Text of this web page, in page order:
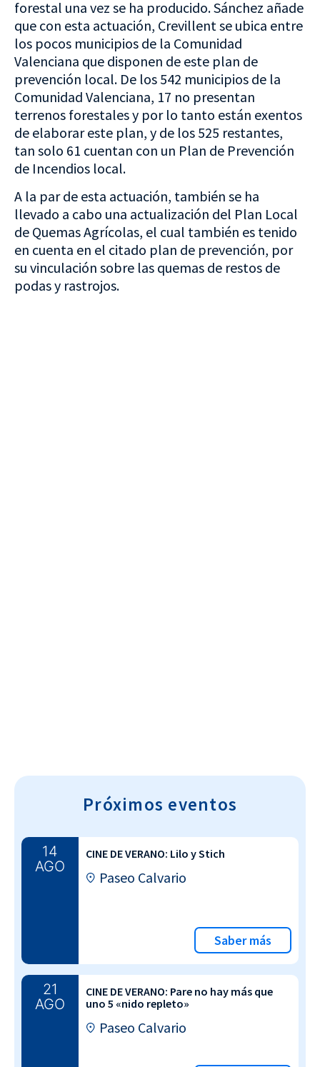
forestal una vez se ha producido. Sánchez añade
que con esta actuación, Crevillent se ubica entre
los pocos municipios de la Comunidad
Valenciana que disponen de este plan de
prevención local. De los 542 municipios de la
Comunidad Valenciana, 17 no presentan
terrenos forestales y por lo tanto están exentos
de elaborar este plan, y de los 525 restantes,
tan solo 61 cuentan con un Plan de Prevención
de Incendios local.
A la par de esta actuación, también se ha
llevado a cabo una actualización del Plan Local
de Quemas Agrícolas, el cual también es tenido
en cuenta en el citado plan de prevención, por
su vinculación sobre las quemas de restos de
podas y rastrojos.
Próximos eventos
14
AGO
CINE DE VERANO: Lilo y Stich
Paseo Calvario
Saber más
21
AGO
CINE DE VERANO: Pare no hay más que
uno 5 «nido repleto»
Paseo Calvario